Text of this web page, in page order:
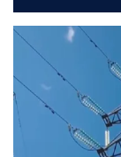
сьогодні, 10:00